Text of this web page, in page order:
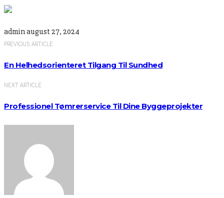
adminaugust 27, 2024
PREVIOUS ARTICLE
En Helhedsorienteret Tilgang Til Sundhed
NEXT ARTICLE
Professionel Tømrerservice Til Dine Byggeprojekter